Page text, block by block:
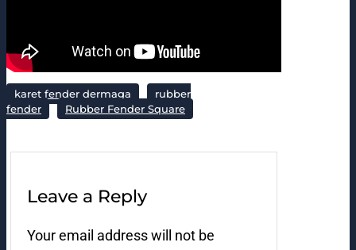
karet fender dermaga
rubber
fender
Rubber Fender Square
Leave a Reply
Your email address will not be